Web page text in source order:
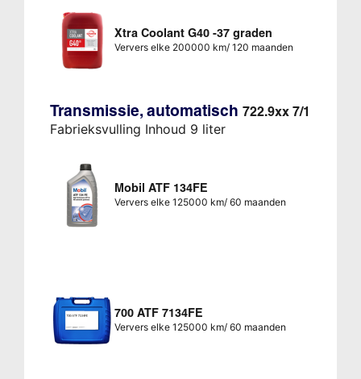
Xtra Coolant G40 -37 graden
Ververs elke 200000 km/ 120 maanden
Transmissie, automatisch 722.9xx 7/1
Fabrieksvulling Inhoud 9 liter
Mobil ATF 134FE
Ververs elke 125000 km/ 60 maanden
700 ATF 7134FE
Ververs elke 125000 km/ 60 maanden